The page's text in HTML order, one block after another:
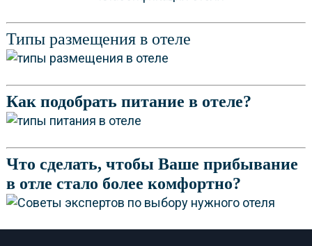
Типы размещения в отеле
Как подобрать питание в отеле?
Что сделать, чтобы Ваше прибывание
в отле стало более комфортно?